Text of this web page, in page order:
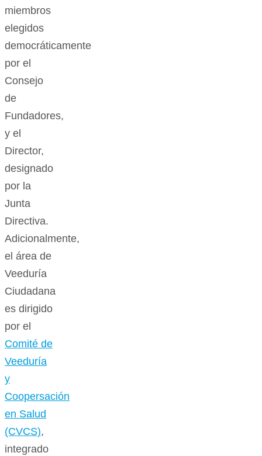
miembros
elegidos
democráticamente
por el
Consejo
de
Fundadores,
y el
Director,
designado
por la
Junta
Directiva.
Adicionalmente,
el área de
Veeduría
Ciudadana
es dirigido
por el
Comité de
Veeduría
y
Coopersación
en Salud
(CVCS),
integrado